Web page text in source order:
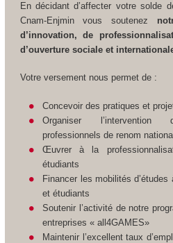
En décidant d’affecter votre solde
Cnam-Enjmin vous soutenez
d’innovation, de
d’ouverture sociale et
Votre versement nous permet de :
Concevoir des pratiques et
Organiser
professionnels de renom
Œuvrer à la
étudiants
Financer les mobilités d’études
et étudiants
Soutenir l’activité de notre
entreprises « all4GAMES»
Maintenir l’excellent taux